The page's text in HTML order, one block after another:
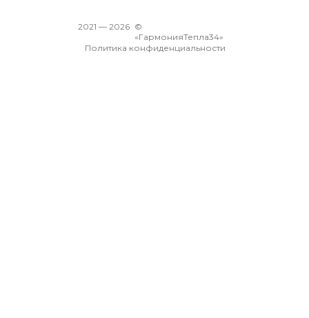
Политика конфиденциальности
©
«ГармонияТепла34»
2026
2021 —